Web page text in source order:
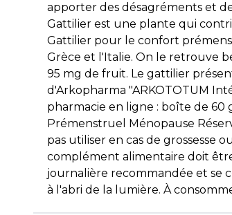
apporter des désagréments et
Gattilier est une plante qui
Gattilier pour le confort
Grèce et l'Italie. On le retrouve
95 mg de fruit. Le gattilier
d'Arkopharma "ARKOTOTUM
pharmacie en ligne : boîte de
Prémenstruel Ménopause
pas utiliser en cas de grossesse
complément alimentaire doit
journalière recommandée et se
à l'abri de la lumière. À